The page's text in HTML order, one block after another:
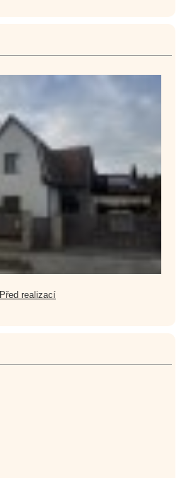
Před realizací